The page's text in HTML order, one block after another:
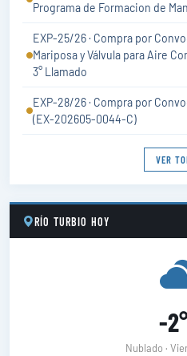
Programa de Formacion de
EXP-25/26 · Compra por
Mariposa y Válvula para Aire
3° Llamado
EXP-28/26 · Compra por
(EX-202605-0044-C)
VER
RÍO TURBIO HOY
-
Nublado ·